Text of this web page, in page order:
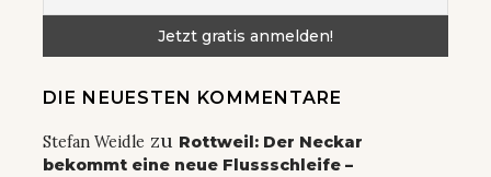
DIE NEUESTEN KOMMENTARE
Stefan Weidle zu Rottweil: Der Neckar
bekommt eine neue Flussschleife –